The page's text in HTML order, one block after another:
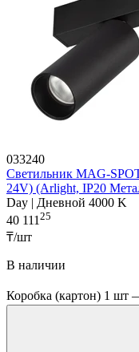
033240
Светильник MAG-
24V) (Arlight, IP20
Day | Дневной 4000 K
40 111 25
₸/шт
В наличии
Коробка (картон) 1 шт